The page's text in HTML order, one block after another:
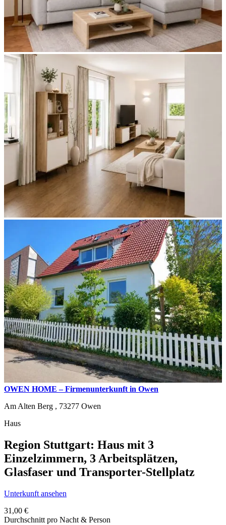
OWEN HOME – Firmenunterkunft in Owen
Am Alten Berg , 73277 Owen
Haus
Region Stuttgart: Haus mit 3
Einzelzimmern, 3 Arbeitsplätzen,
Glasfaser und Transporter-Stellplatz
Unterkunft ansehen
31,00 €
Durchschnitt pro Nacht & Person